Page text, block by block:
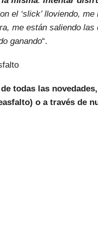
el ‘slick’ lloviendo,
me están saliendo
ganando“.
todas las
o a través de